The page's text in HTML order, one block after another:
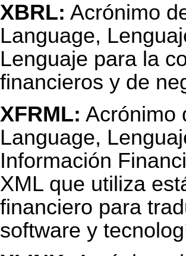
XBRL: Acrónimo
Language,
Lenguaje para la
financieros y de
XFRML: Acrónimo
Language,
Información
XML que utiliza
financiero para
software y